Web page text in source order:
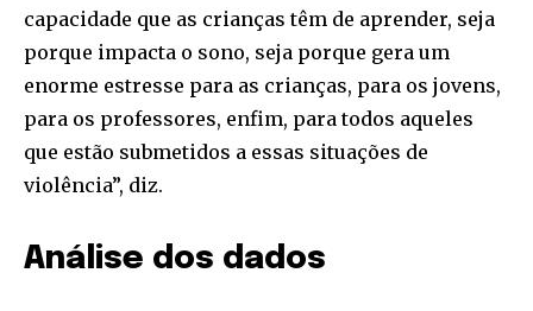
capacidade que as crianças têm de aprender, seja
porque impacta o sono, seja porque gera um
enorme estresse para as crianças, para os jovens,
para os professores, enfim, para todos aqueles
que estão submetidos a essas situações de
violência”, diz.
Análise dos dados